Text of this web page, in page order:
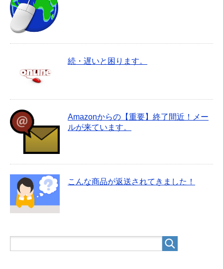
続・遅いと困ります。
Amazonからの【重要】終了間近！メー
ルが来ています。
こんな商品が返送されてきました！